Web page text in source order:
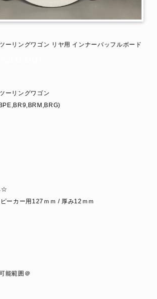
ーリングワゴン リヤ用 インナーバッフルボード
ーリングワゴン
☆
ーカー用127ｍｍ / 厚み12ｍｍ
能範囲＠